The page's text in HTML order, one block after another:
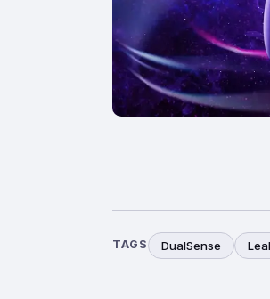
TAGS DualSense